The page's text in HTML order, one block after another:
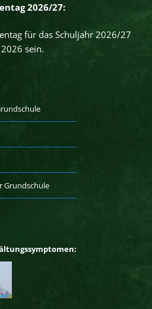
2026/27:
für das Schuljahr 2026/27
sein.
Grundschule